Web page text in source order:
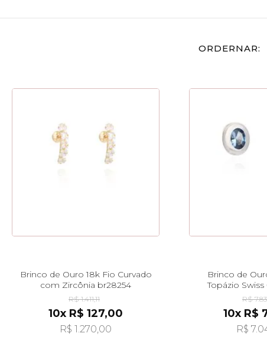
ORDERNAR:
Brinco de Ouro 18k Fio Curvado
com Zircônia br28254
R$ 1.411,11
10x R$ 127,00
R$ 1.270,00
Brinco de
Topázio Swiss
R$
10x R$
R$